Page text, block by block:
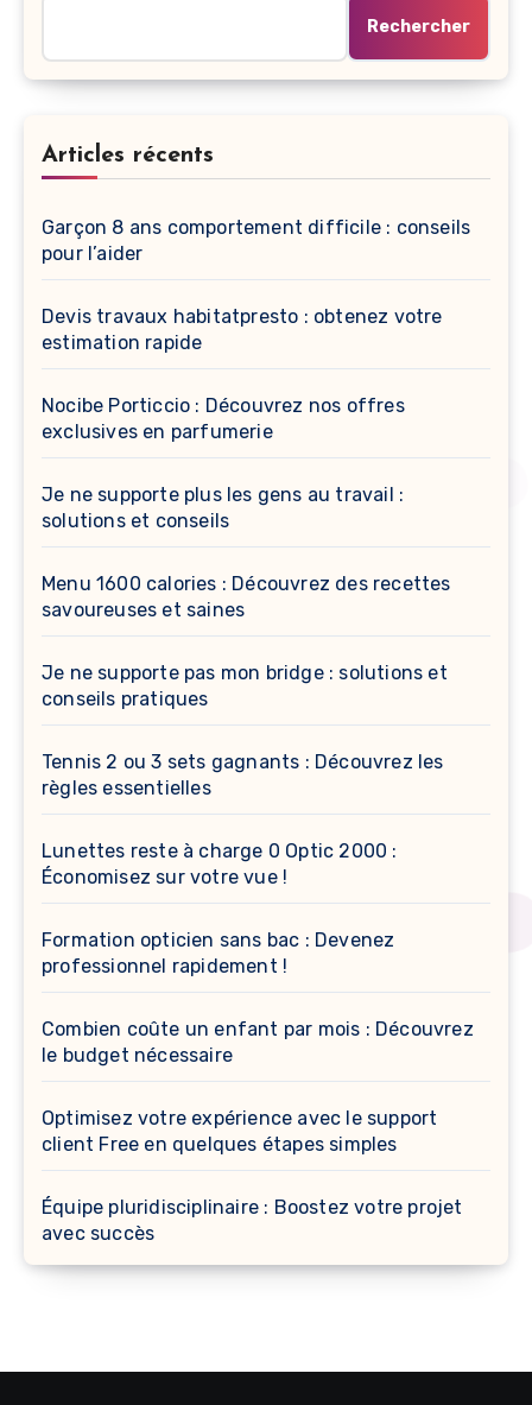
Rechercher
Articles récents
Garçon 8 ans comportement difficile : conseils
pour l’aider
Devis travaux habitatpresto : obtenez votre
estimation rapide
Nocibe Porticcio : Découvrez nos offres
exclusives en parfumerie
Je ne supporte plus les gens au travail :
solutions et conseils
Menu 1600 calories : Découvrez des recettes
savoureuses et saines
Je ne supporte pas mon bridge : solutions et
conseils pratiques
Tennis 2 ou 3 sets gagnants : Découvrez les
règles essentielles
Lunettes reste à charge 0 Optic 2000 :
Économisez sur votre vue !
Formation opticien sans bac : Devenez
professionnel rapidement !
Combien coûte un enfant par mois : Découvrez
le budget nécessaire
Optimisez votre expérience avec le support
client Free en quelques étapes simples
Équipe pluridisciplinaire : Boostez votre projet
avec succès